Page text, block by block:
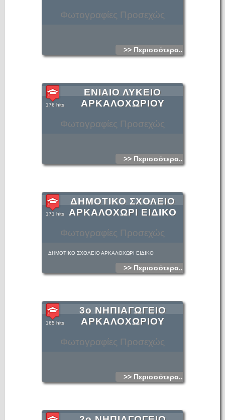
Φωτογραφίες Προσεχώς
>> Περισσότερα...
Φωτογραφίες Προσεχώς
ΕΝΙΑΙΟ ΛΥΚΕΙΟ
ΑΡΚΑΛΟΧΩΡΙΟΥ
176 hits
>> Περισσότερα...
Φωτογραφίες Προσεχώς
ΔΗΜΟΤΙΚΟ ΣΧΟΛΕΙΟ
ΑΡΚΑΛΟΧΩΡΙ ΕΙΔΙΚΟ
171 hits
ΔΗΜΟΤΙΚΟ ΣΧΟΛΕΙΟ ΑΡΚΑΛΟΧΩΡΙ ΕΙΔΙΚΟ
>> Περισσότερα...
Φωτογραφίες Προσεχώς
3ο ΝΗΠΙΑΓΩΓΕΙΟ
ΑΡΚΑΛΟΧΩΡΙΟΥ
165 hits
>> Περισσότερα...